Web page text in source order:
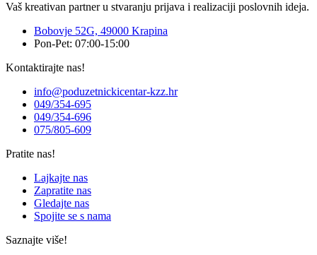
Vaš kreativan partner u stvaranju prijava i realizaciji poslovnih ideja.
Bobovje 52G, 49000 Krapina
Pon-Pet: 07:00-15:00
Kontaktirajte nas!
info@poduzetnickicentar-kzz.hr
049/354-695
049/354-696
075/805-609
Pratite nas!
Lajkajte nas
Zapratite nas
Gledajte nas
Spojite se s nama
Saznajte više!